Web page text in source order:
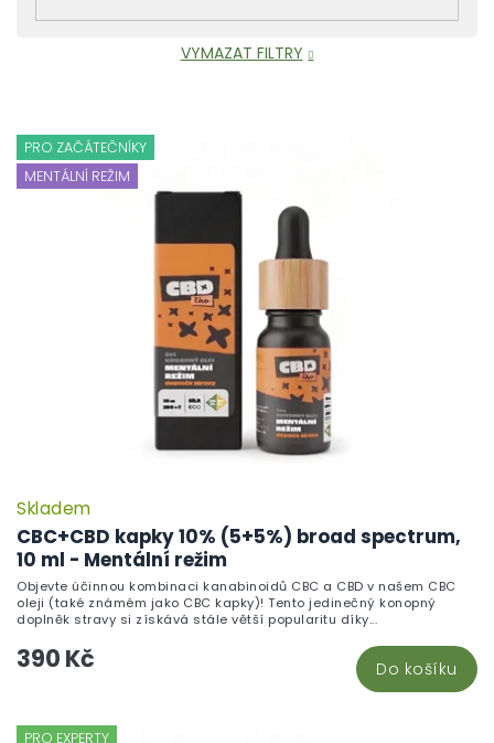
VYMAZAT FILTRY
V
ý
p
PRO ZAČÁTEČNÍKY
MENTÁLNÍ REŽIM
CBC+CBD kapky 10% (5+5%) broad spectrum,
10 ml - Mentální režim
Skladem
390 Kč Do košíku
Objevte účinnou kombinaci kanabinoidů CBC a CBD v našem CBC
oleji (také známém jako CBC kapky)! Tento jedinečný konopný
doplněk stravy si získává stále větší popularitu díky...
PRO EXPERTY